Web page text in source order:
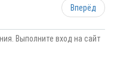
Вперёд
Выполните вход на сайт